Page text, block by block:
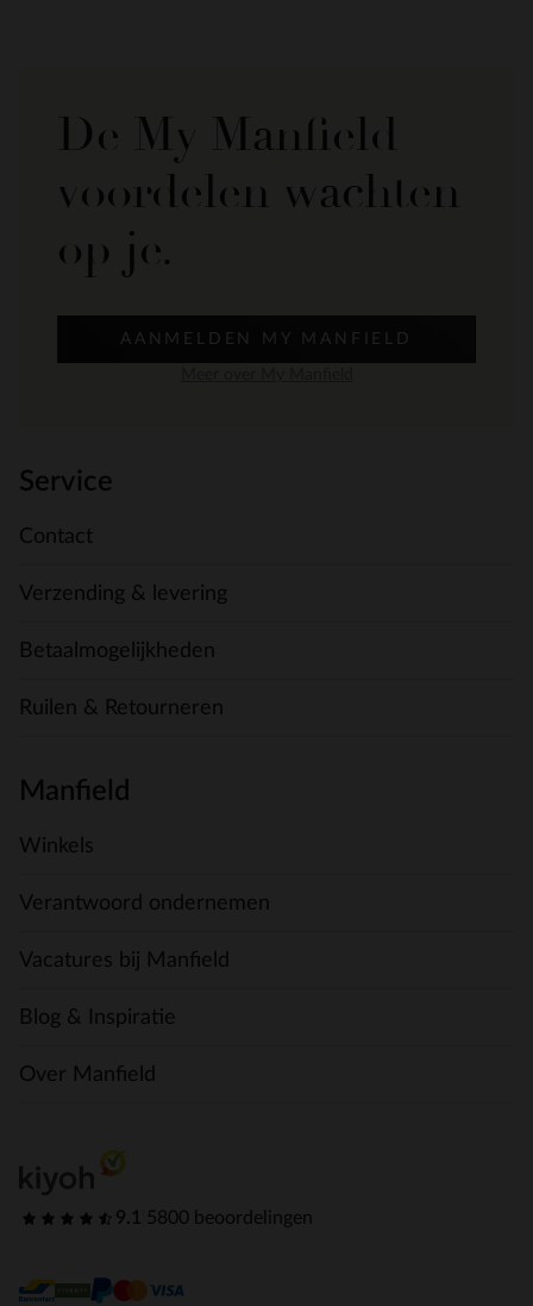
De My Manfield
voordelen wachten
op je.
AANMELDEN MY MANFIELD
Service
Contact
Verzending & levering
Betaalmogelijkheden
Ruilen & Retourneren
Manfield
Winkels
Verantwoord ondernemen
Vacatures bij Manfield
Blog & Inspiratie
Over Manfield
9.1 5800 beoordelingen